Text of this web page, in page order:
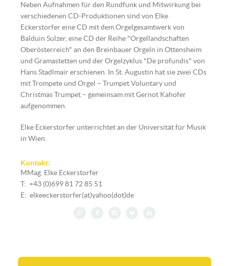
Neben Aufnahmen für den Rundfunk und Mitwirkung bei
verschiedenen CD-Produktionen sind von Elke
Eckerstorfer eine CD mit dem Orgelgesamtwerk von
Balduin Sulzer, eine CD der Reihe "Orgellandschaften
Oberösterreich" an den Breinbauer Orgeln in Ottensheim
und Gramastetten und der Orgelzyklus "De profundis" von
Hans Stadlmair erschienen. In St. Augustin hat sie zwei CDs
mit Trompete und Orgel – Trumpet Voluntary und
Christmas Trumpet – gemeinsam mit Gernot Kahofer
aufgenommen.
Elke Eckerstorfer unterrichtet an der Universität für Musik
in Wien.
Kontakt:
MMag. Elke Eckerstorfer
T: +43 (0)699 81 72 85 51
E: elkeeckerstorfer(at)yahoo(dot)de